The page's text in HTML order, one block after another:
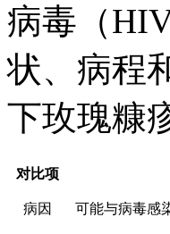
病毒（
状、病程
下玫瑰糠
对比项
病因 可能与病毒感